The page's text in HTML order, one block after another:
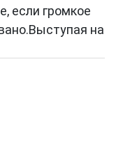
если громкое
на